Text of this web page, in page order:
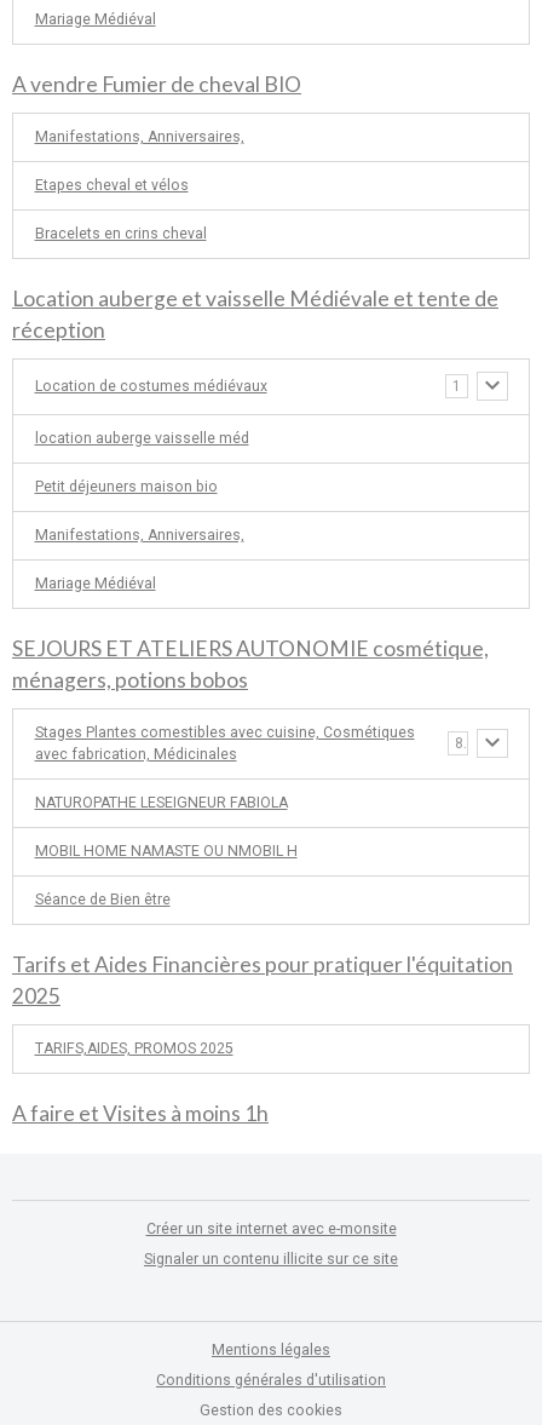
Mariage Médiéval
A vendre Fumier de cheval BIO
Manifestations, Anniversaires,
Etapes cheval et vélos
Bracelets en crins cheval
Location auberge et vaisselle Médiévale et tente de
réception
Location de costumes médiévaux 1
location auberge vaisselle méd
Petit déjeuners maison bio
Manifestations, Anniversaires,
Mariage Médiéval
SEJOURS ET ATELIERS AUTONOMIE cosmétique,
ménagers, potions bobos
Stages Plantes comestibles avec cuisine, Cosmétiques
avec fabrication, Médicinales
8
NATUROPATHE LESEIGNEUR FABIOLA
MOBIL HOME NAMASTE OU NMOBIL H
Séance de Bien être
Tarifs et Aides Financières pour pratiquer l'équitation
2025
TARIFS,AIDES, PROMOS 2025
A faire et Visites à moins 1h
Créer un site internet avec e-monsite
Signaler un contenu illicite sur ce site
Mentions légales
Conditions générales d'utilisation
Gestion des cookies